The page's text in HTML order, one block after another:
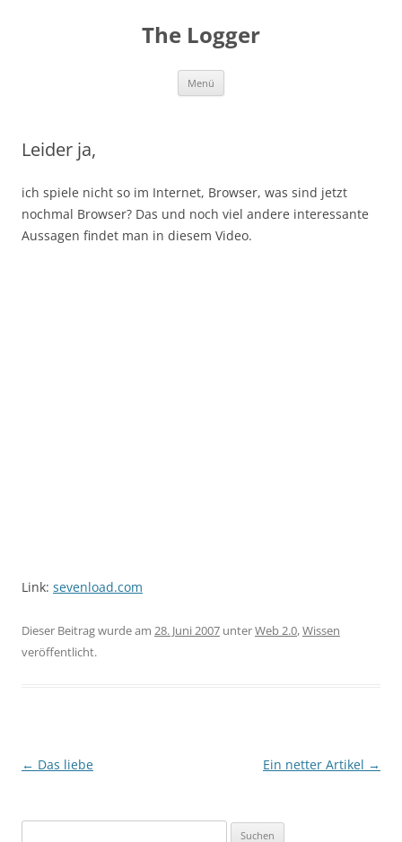
The Logger
Menü
Leider ja,
ich spiele nicht so im Internet, Browser, was sind jetzt
nochmal Browser? Das und noch viel andere interessante
Aussagen findet man in diesem Video.
Link: sevenload.com
Dieser Beitrag wurde am 28. Juni 2007 unterWeb 2.0,Wissen
veröffentlicht.
Beitragsnavigation
← Das liebe Ein netter Artikel →